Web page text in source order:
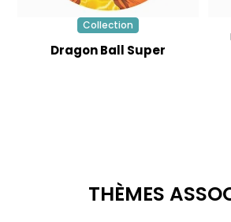
Collection
Dragon Ball Super
THÈMES